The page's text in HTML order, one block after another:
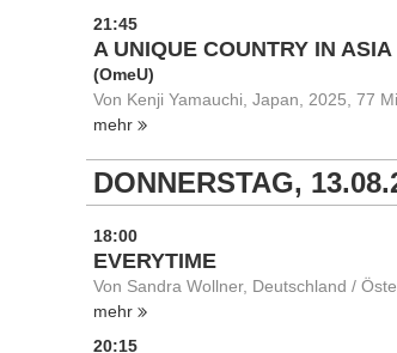
21:45
A UNIQUE COUNTRY IN ASIA
(OmeU)
Von Kenji Yamauchi, Japan, 2025, 77
mehr
DONNERSTAG,
18:00
EVERYTIME
Von Sandra Wollner, Deutschland /
mehr
20:15